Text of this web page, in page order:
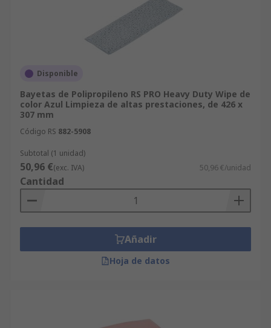
Disponible
Bayetas de Polipropileno RS PRO Heavy Duty Wipe de
color Azul Limpieza de altas prestaciones, de 426 x
307 mm
Código RS 882-5908
Subtotal (1 unidad)
50,96 €(exc. IVA) 50,96 €/unidad
Cantidad
Añadir
Hoja de datos